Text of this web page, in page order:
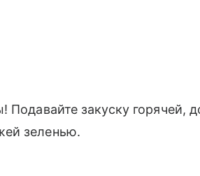
закуску горячей,
зеленью.